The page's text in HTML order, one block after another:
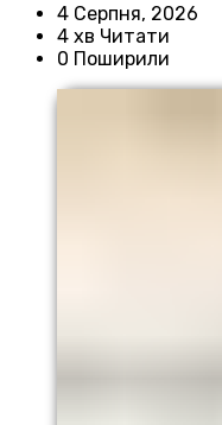
4 Серпня, 2026
4 хв Читати
0 Поширили